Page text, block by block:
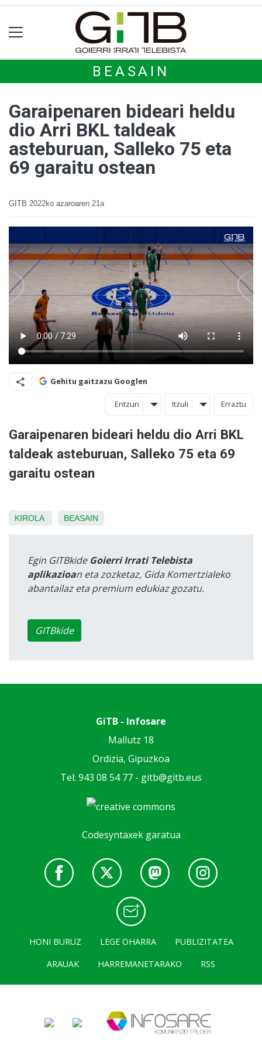
BEASAIN
Garaipenaren bideari heldu
dio Arri BKL taldeak
asteburuan, Salleko 75 eta
69 garaitu ostean
GITB 2022ko azaroaren 21a
Gehitu gaitzazu Googlen
Entzun Itzuli Erraztu
Garaipenaren bideari heldu dio Arri BKL
taldeak asteburuan, Salleko 75 eta 69
garaitu ostean
KIROLA BEASAIN
Egin GITBkide Goierri Irrati Telebista
aplikazioan eta zozketaz, Gida Komertzialeko
abantailaz eta premium edukiaz gozatu.
GITBkide
GiTB - Infosare
Mallutz 18
Ordizia, Gipuzkoa
Tel: 943 08 54 77 - gitb@gitb.eus
Codesyntaxek garatua
HONI BURUZ LEGE OHARRA
PUBLIZITATEA
ARAUAK
HARREMANETARAKO RSS